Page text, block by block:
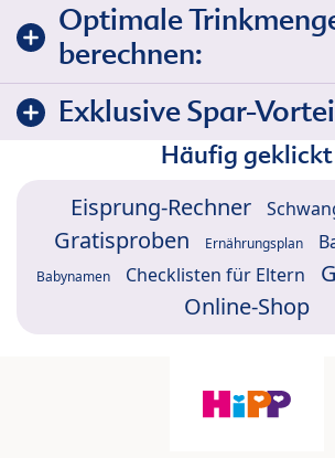
Optimale
berechnen:
Exklusive Spar-
Häufig geklickt
Eisprung-Rechner
Gratisproben Ernährungsplan
Babynamen Checklisten für Eltern
Online-Shop